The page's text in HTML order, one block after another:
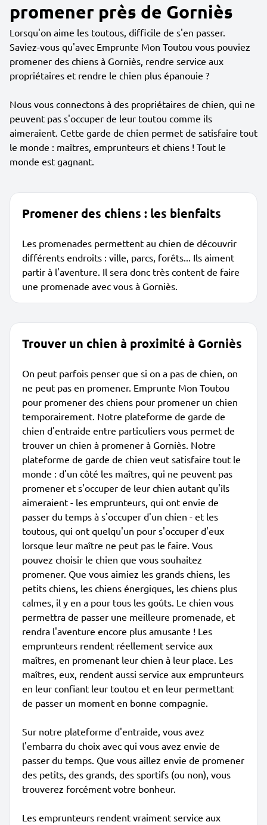
promener près de Gorniès
Lorsqu'on aime les toutous, difficile de s'en passer.
Saviez-vous qu'avec Emprunte Mon Toutou vous pouviez
promener des chiens à Gorniès, rendre service aux
propriétaires et rendre le chien plus épanouie ?
Nous vous connectons à des propriétaires de chien, qui ne
peuvent pas s'occuper de leur toutou comme ils
aimeraient. Cette garde de chien permet de satisfaire tout
le monde : maîtres, emprunteurs et chiens ! Tout le
monde est gagnant.
Promener des chiens : les bienfaits
Les promenades permettent au chien de découvrir
différents endroits : ville, parcs, forêts... Ils aiment
partir à l'aventure. Il sera donc très content de faire
une promenade avec vous à Gorniès.
Trouver un chien à proximité à Gorniès
On peut parfois penser que si on a pas de chien, on
ne peut pas en promener. Emprunte Mon Toutou
pour promener des chiens pour promener un chien
temporairement. Notre plateforme de garde de
chien d'entraide entre particuliers vous permet de
trouver un chien à promener à Gorniès. Notre
plateforme de garde de chien veut satisfaire tout le
monde : d'un côté les maîtres, qui ne peuvent pas
promener et s'occuper de leur chien autant qu'ils
aimeraient - les emprunteurs, qui ont envie de
passer du temps à s'occuper d'un chien - et les
toutous, qui ont quelqu'un pour s'occuper d'eux
lorsque leur maître ne peut pas le faire. Vous
pouvez choisir le chien que vous souhaitez
promener. Que vous aimiez les grands chiens, les
petits chiens, les chiens énergiques, les chiens plus
calmes, il y en a pour tous les goûts. Le chien vous
permettra de passer une meilleure promenade, et
rendra l'aventure encore plus amusante ! Les
emprunteurs rendent réellement service aux
maîtres, en promenant leur chien à leur place. Les
maîtres, eux, rendent aussi service aux emprunteurs
en leur confiant leur toutou et en leur permettant
de passer un moment en bonne compagnie.
Sur notre plateforme d'entraide, vous avez
l'embarra du choix avec qui vous avez envie de
passer du temps. Que vous aillez envie de promener
des petits, des grands, des sportifs (ou non), vous
trouverez forcément votre bonheur.
Les emprunteurs rendent vraiment service aux